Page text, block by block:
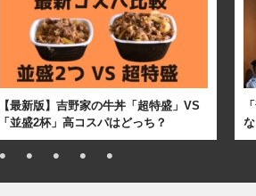
【最新版】吉野家の牛丼「超特盛」VS
「並盛2杯」高コスパはどっち？